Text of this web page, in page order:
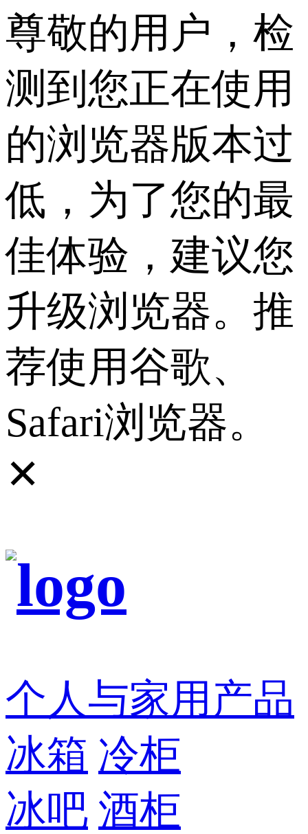
尊敬的用户，检
测到您正在使用
的浏览器版本过
低，为了您的最
佳体验，建议您
升级浏览器。推
荐使用谷歌、
Safari浏览器。
✕
个人与家用产品
冰箱 冷柜
冰吧 酒柜